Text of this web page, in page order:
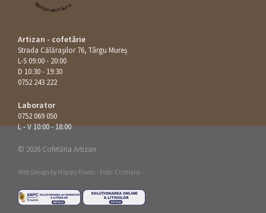
Restaurant Guru
Artizan - cofetărie
Strada Călăraşilor 76, Târgu Mureș
L-S 09:00 - 20:00
D 10:30 - 19:30
0752 243 222
Laborator
0752 069 050
L - V 10:00 - 18:00
© 2026 Cofetăria Artizan.
Web Design by Happy Pixels. Foto: Cristians